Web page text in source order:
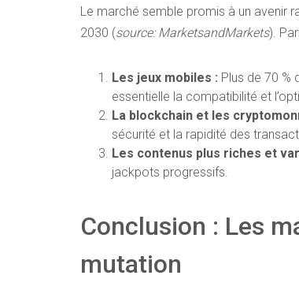
Le marché semble promis à un avenir
2030 (source: MarketsandMarkets).
Les jeux mobiles : Plus de 70 %
essentielle la compatibilité et
La blockchain et les
sécurité et la rapidité des
Les contenus plus riches et
jackpots progressifs.
Conclusion : Les
mutation